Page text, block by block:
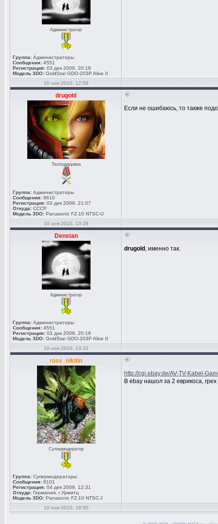
Администратор
Группа: Администраторы
Сообщения: 4551
Регистрация: 03 дек 2009, 20:18
Модель 3DO: GoldStar GDO-203P Alive II
10 ноя 2010, 12:59
drugold
Техподдержка
Группа: Администраторы
Сообщения: 9610
Регистрация: 03 дек 2009, 21:07
Откуда: СССР
Модель 3DO: Panasonic FZ-10 NTSC-U
Если не ошибаюсь, то также
10 ноя 2010, 13:28
Denstan
Администратор
Группа: Администраторы
Сообщения: 4551
Регистрация: 03 дек 2009, 20:18
Модель 3DO: GoldStar GDO-203P Alive II
drugold , именно так.
10 ноя 2010, 13:32
ross_nikitin
Супермодератор
Группа: Супермодераторы
Сообщения: 8101
Регистрация: 04 дек 2009, 12:31
Откуда: Германия, г.Урмитц
Модель 3DO: Panasonic FZ-10 NTSC-J
http://cgi.ebay.de/AV-TV-Kabel-
В ebay нашол за 2 еврикоса,
10 ноя 2010, 16:50